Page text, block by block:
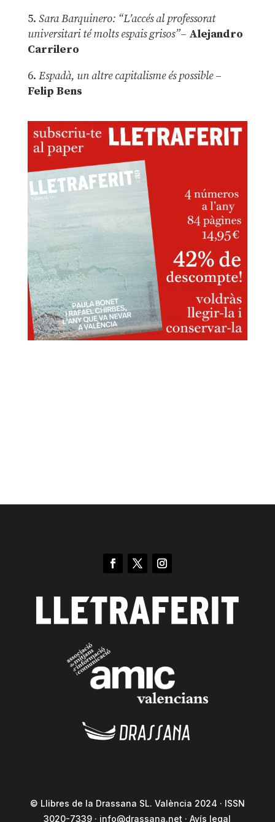
5. Sara Barquinero: “L’accés al professorat
universitari té molts espais grisos”– Alejandro
Carrilero
6. Espadà, un altre capitalisme és possible –
Felip Bens
© Llibres de la Drassana SL. València 2024 · ISSN
3020-7339 · info@drassana.net ·Avís legal